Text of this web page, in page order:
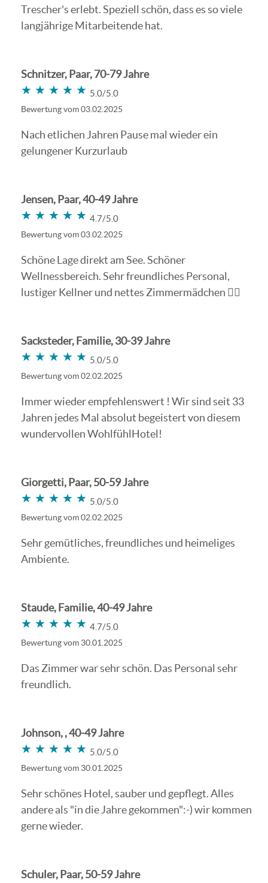
Trescher's erlebt. Speziell schön, dass es so viele
langjährige Mitarbeitende hat.
Schnitzer, Paar, 70-79 Jahre
★★★★★
★★★★★ 5.0/5.0
Bewertung vom 03.02.2025
Nach etlichen Jahren Pause mal wieder ein
gelungener Kurzurlaub
Jensen, Paar, 40-49 Jahre
★★★★★
★★★★★ 4.7/5.0
Bewertung vom 03.02.2025
Schöne Lage direkt am See. Schöner
Wellnessbereich. Sehr freundliches Personal,
lustiger Kellner und nettes Zimmermädchen 👍🏼
Sacksteder, Familie, 30-39 Jahre
★★★★★
★★★★★ 5.0/5.0
Bewertung vom 02.02.2025
Immer wieder empfehlenswert ! Wir sind seit 33
Jahren jedes Mal absolut begeistert von diesem
wundervollen WohlfühlHotel!
Giorgetti, Paar, 50-59 Jahre
★★★★★
★★★★★ 5.0/5.0
Bewertung vom 02.02.2025
Sehr gemütliches, freundliches und heimeliges
Ambiente.
Staude, Familie, 40-49 Jahre
★★★★★
★★★★★ 4.7/5.0
Bewertung vom 30.01.2025
Das Zimmer war sehr schön. Das Personal sehr
freundlich.
Johnson, , 40-49 Jahre
★★★★★
★★★★★ 5.0/5.0
Bewertung vom 30.01.2025
Sehr schönes Hotel, sauber und gepflegt. Alles
andere als "in die Jahre gekommen":-) wir kommen
gerne wieder.
Schuler, Paar, 50-59 Jahre